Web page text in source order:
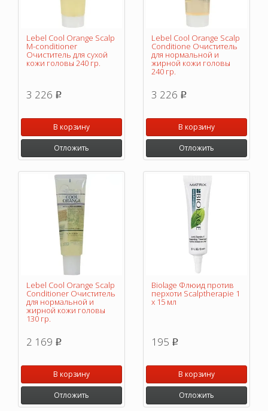
Lebel Cool Orange Scalp
M-conditioner
Очиститель для сухой
кожи головы 240 гр.
3 226 p
В корзину
Отложить
Lebel Cool Orange Scalp
Conditione Очиститель
для нормальной и
жирной кожи головы
240 гр.
3 226 p
В корзину
Отложить
Lebel Cool Orange Scalp
Conditioner Очиститель
для нормальной и
жирной кожи головы
130 гр.
2 169 p
В корзину
Отложить
Biolage Флюид против
перхоти Scalptherapie 1
х 15 мл
195 p
В корзину
Отложить